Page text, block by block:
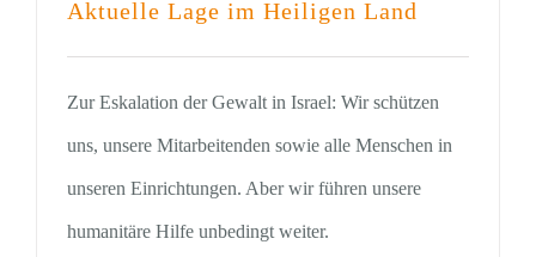
Aktuelle Lage im Heiligen Land
Zur Eskalation der Gewalt in Israel: Wir schützen
uns, unsere Mitarbeitenden sowie alle Menschen in
unseren Einrichtungen. Aber wir führen unsere
humanitäre Hilfe unbedingt weiter.